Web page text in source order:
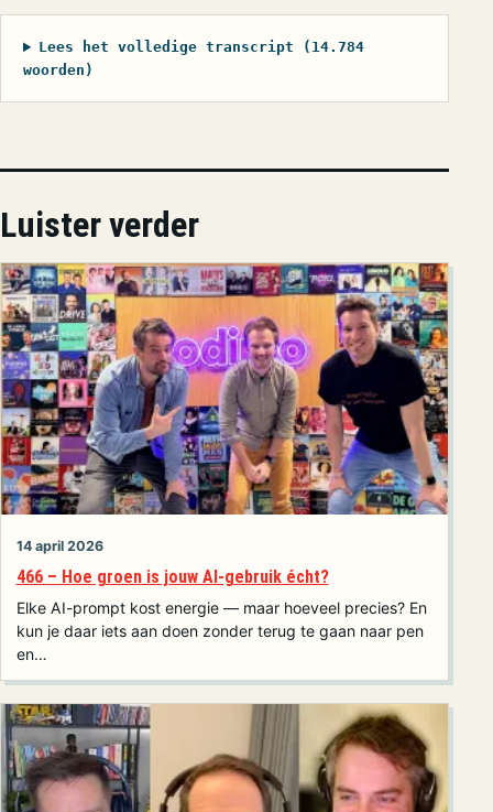
Lees het volledige transcript (14.784
woorden)
Luister verder
14 april 2026
466 – Hoe groen is jouw AI-gebruik écht?
Elke AI-prompt kost energie — maar hoeveel precies? En
kun je daar iets aan doen zonder terug te gaan naar pen
en…